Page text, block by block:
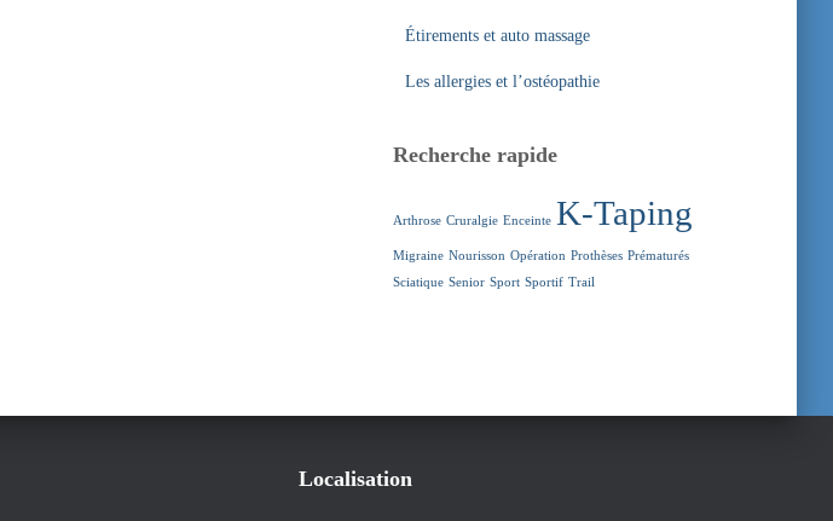
Étirements et auto massage
Les allergies et l’ostéopathie
Recherche rapide
Arthrose Cruralgie Enceinte K-Taping
Migraine Nourisson Opération Prothèses Prématurés
Sciatique Senior Sport Sportif Trail
Localisation